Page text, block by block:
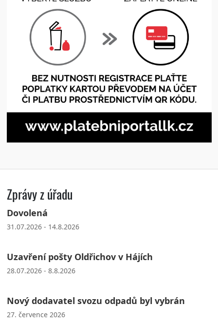
Zprávy z úřadu
Dovolená
31.07.2026 - 14.8.2026
Uzavření pošty Oldřichov v Hájích
28.07.2026 - 8.8.2026
Nový dodavatel svozu odpadů byl vybrán
27. července 2026